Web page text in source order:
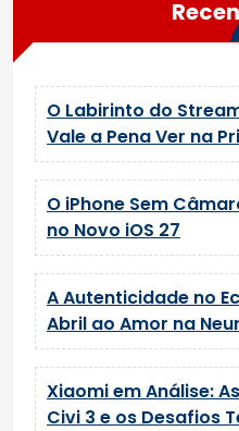
O Labirinto do
Vale a Pena Ver na
O iPhone Sem
no Novo iOS 27
A Autenticidade no
Abril ao Amor na
Xiaomi em Análise:
Civi 3 e os Desafios